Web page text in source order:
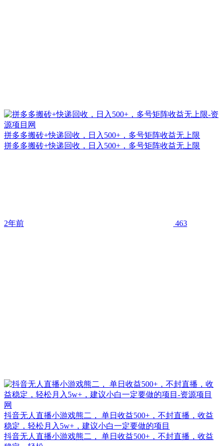
拼多多搬砖+快递回收，日入500+，多号矩阵收益无上限
拼多多搬砖+快递回收，日入500+，多号矩阵收益无上限
2年前 463
抖音无人直播小游戏熊二， 单日收益500+，不封直播，收益
稳定，轻松月入5w+，建议小白一定要做的项目
抖音无人直播小游戏熊二， 单日收益500+，不封直播，收益